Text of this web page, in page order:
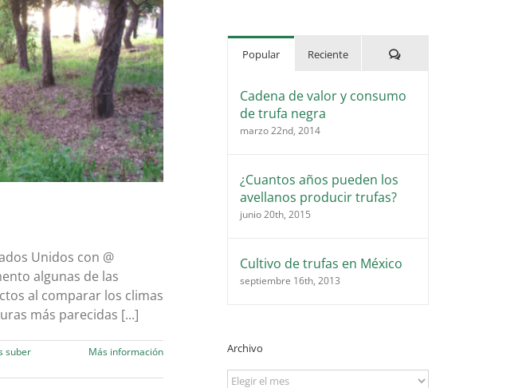
Unidos con @
algunas de las
al comparar los climas
más parecidas [...]
suber
Más información
Popular Reciente Comentarios
Cadena de valor y consumo
de trufa negra
marzo 22nd, 2014
¿Cuantos años pueden los
avellanos producir trufas?
junio 20th, 2015
Cultivo de trufas en México
septiembre 16th, 2013
Archivo
Archivo